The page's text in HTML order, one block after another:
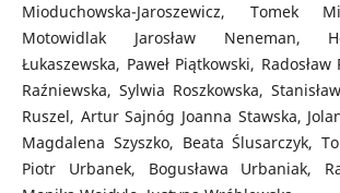
Mioduchowska-Jaroszewicz, Tomek
Motowidlak Jarosław Neneman,
Łukaszewska, Paweł Piątkowski,
Raźniewska, Sylwia Roszkowska,
Ruszel, Artur Sajnóg Joanna Stawska,
Magdalena Szyszko, Beata Ślusarczyk,
Piotr Urbanek, Bogusława Urbaniak,